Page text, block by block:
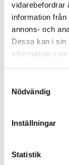
vidarebefordrar
information
annons- och
Dessa kan i sin
information
Nödvändig
Inställningar
Statistik
Lättmonterad
takräcken, för
befintliga
1 795 kr
kr